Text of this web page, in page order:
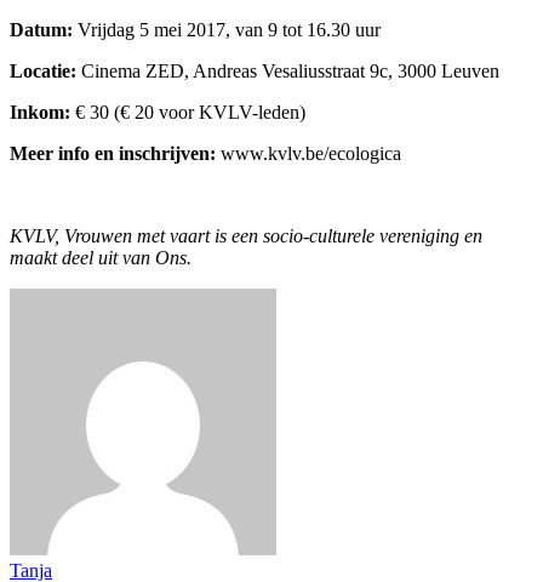
Datum: Vrijdag 5 mei 2017, van 9 tot 16.30 uur
Locatie: Cinema ZED, Andreas Vesaliusstraat 9c, 3000 Leuven
Inkom: € 30 (€ 20 voor KVLV-leden)
Meer info en inschrijven: www.kvlv.be/ecologica
KVLV, Vrouwen met vaart is een socio-culturele vereniging en
maakt deel uit van Ons.
Tanja